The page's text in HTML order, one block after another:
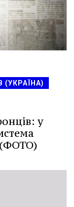
(УКРАЇНА)
у
(ФОТО)